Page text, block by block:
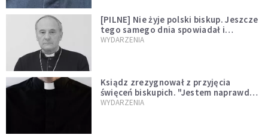
[PILNE] Nie żyje polski biskup. Jeszcze
tego samego dnia spowiadał i
sprawował Mszę świętą
WYDARZENIA
Ksiądz zrezygnował z przyjęcia
święceń biskupich. "Jestem naprawdę
niegodny"
WYDARZENIA